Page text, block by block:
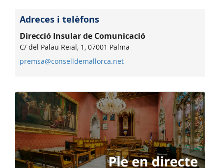
Adreces i telèfons
Direcció Insular de Comunicació
C/ del Palau Reial, 1, 07001 Palma
premsa@conselldemallorca.net